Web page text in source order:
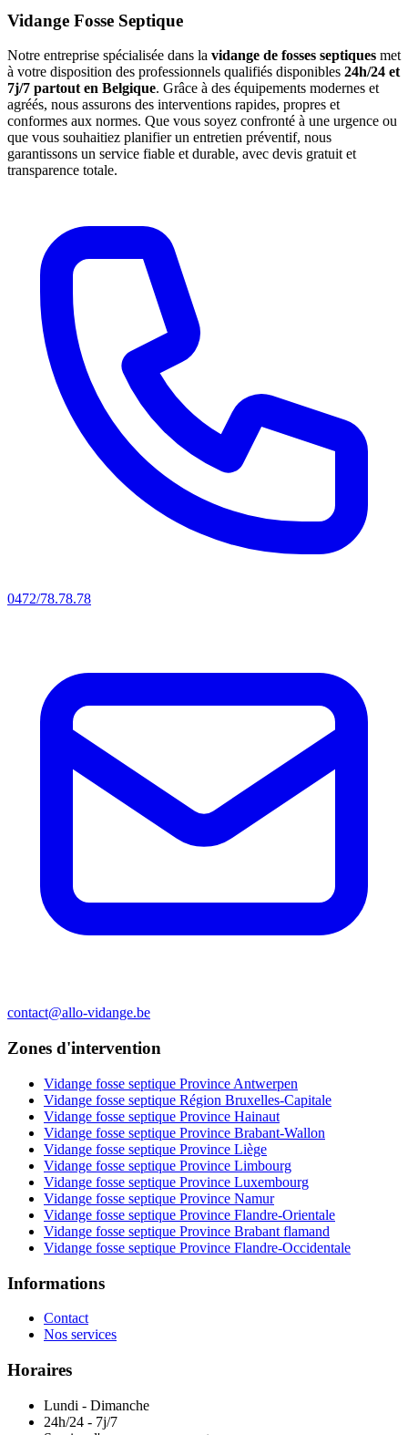
Vidange Fosse Septique
Notre entreprise spécialisée dans la vidange de fosses septiques met
à votre disposition des professionnels qualifiés disponibles 24h/24 et
7j/7 partout en Belgique. Grâce à des équipements modernes et
agréés, nous assurons des interventions rapides, propres et
conformes aux normes. Que vous soyez confronté à une urgence ou
que vous souhaitiez planifier un entretien préventif, nous
garantissons un service fiable et durable, avec devis gratuit et
transparence totale.
0472/78.78.78
contact@allo-vidange.be
Zones d'intervention
Vidange fosse septique Province Antwerpen
Vidange fosse septique Région Bruxelles-Capitale
Vidange fosse septique Province Hainaut
Vidange fosse septique Province Brabant-Wallon
Vidange fosse septique Province Liège
Vidange fosse septique Province Limbourg
Vidange fosse septique Province Luxembourg
Vidange fosse septique Province Namur
Vidange fosse septique Province Flandre-Orientale
Vidange fosse septique Province Brabant flamand
Vidange fosse septique Province Flandre-Occidentale
Informations
Contact
Nos services
Horaires
Lundi - Dimanche
24h/24 - 7j/7